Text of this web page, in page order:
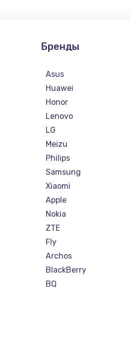
Бренды
Asus
Huawei
Honor
Lenovo
LG
Meizu
Philips
Samsung
Xiaomi
Apple
Nokia
ZTE
Fly
Archos
BlackBerry
BQ